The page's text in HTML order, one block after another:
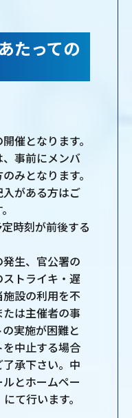
たっての
催となります。
事前にメンバ
みとなります。
がある方はご
時刻が前後する
生、官公署の
トライキ・遅
設の利用を不
は主催者の事
実施が困難と
中止する場合
承下さい。中
とホームペー
て行います。